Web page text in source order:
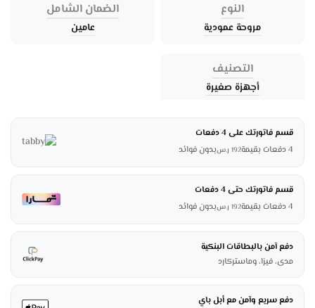
النوع
مروحة عمودية
الضمان الشامل
عامين
التصنيف
أجهزة صغيرة
قسم فاتورتك على 4 دفعات
4 دفعات بقيمة
192 ر.سبدون فوائد
قسم فاتورتك حتى 4 دفعات
4 دفعات بقيمة
192 ر.سبدون فوائد
دفع آمن بالبطاقات البنكية
مدى، فيزا، وماستركارد
دفع سريع وآمن مع أبل باي